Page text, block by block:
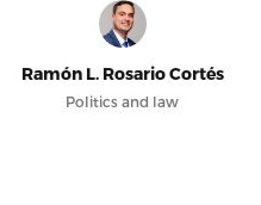
Ramón L. Rosario Cortés
Politics and law